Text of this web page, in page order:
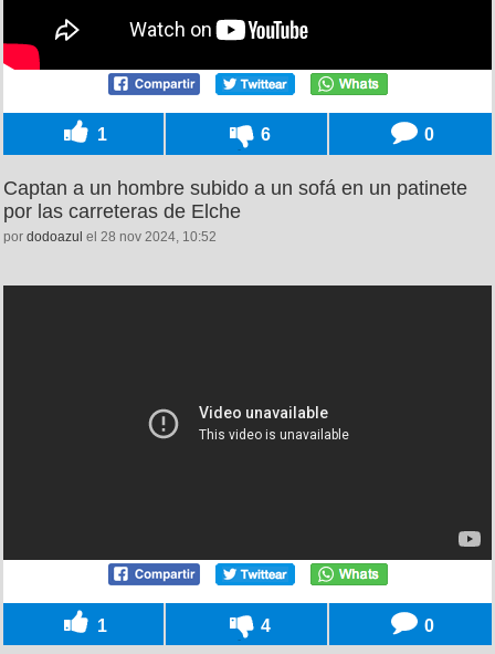
1 6 0
Captan a un hombre subido a un sofá en un patinete
por las carreteras de Elche
por dodoazul el 28 nov 2024, 10:52
1 4 0